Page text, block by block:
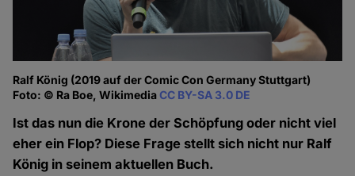
Ralf König (2019 auf der Comic Con Germany Stuttgart)
Foto: © Ra Boe, WikimediaCC BY-SA 3.0 DE
Ist das nun die Krone der Schöpfung oder nicht viel
eher ein Flop? Diese Frage stellt sich nicht nur Ralf
König in seinem aktuellen Buch.